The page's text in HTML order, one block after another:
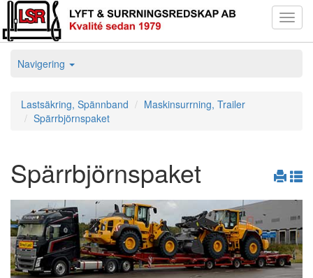
Navigering
Lastsäkring, Spännband
Maskinsurrning, Trailer
Spärrbjörnspaket
Spärrbjörnspaket